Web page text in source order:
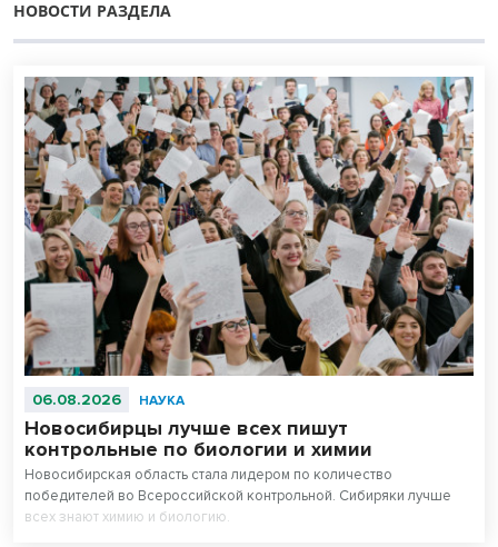
НОВОСТИ РАЗДЕЛА
06.08.2026 НАУКА
Новосибирцы лучше всех пишут
контрольные по биологии и химии
Новосибирская область стала лидером по количество
победителей во Всероссийской контрольной. Сибиряки лучше
всех знают химию и биологию.